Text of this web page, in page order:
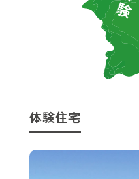
体験住宅